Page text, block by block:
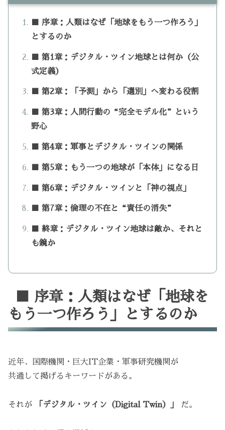
■ 序章：人類はなぜ「地球をもう一つ作ろう」
とするのか
■ 第1章：デジタル・ツイン地球とは何か（公
式定義）
■ 第2章：「予測」から「選別」へ変わる役割
■ 第3章：人間行動の“完全モデル化”という
野心
■ 第4章：軍事とデジタル・ツインの関係
■ 第5章：もう一つの地球が「本体」になる日
■ 第6章：デジタル・ツインと「神の視点」
■ 第7章：倫理の不在と“責任の消失”
■ 終章：デジタル・ツイン地球は敵か、それと
も鏡か
■ 序章：人類はなぜ「地球を
もう一つ作ろう」とするのか
近年、国際機関・巨大IT企業・軍事研究機関が
共通して掲げるキーワードがある。
それが 「デジタル・ツイン（Digital Twin）」 だ。